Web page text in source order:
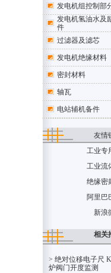
发电机组控制部
发电机氢油水及
件
过滤器及滤芯
发电机绝缘材料
密封材料
轴瓦
电站辅机备件
友情
工业专
工业流
绝缘密
阿里巴
新浪
相关
> 绝对位移电子尺
炉阀门开度监测